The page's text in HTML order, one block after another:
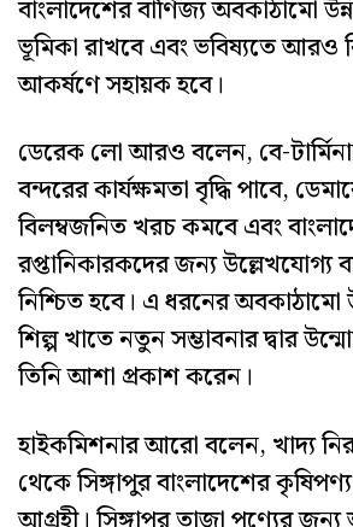
বাংলাদেশের বাণিজ্য অবকাঠামো
ভূমিকা রাখবে এবং ভবিষ্যতে আরও
আকর্ষণে সহায়ক হবে।
ডেরেক লো আরও বলেন, বে-
বন্দরের কার্যক্ষমতা বৃদ্ধি পাবে,
বিলম্বজনিত খরচ কমবে এবং
রপ্তানিকারকদের জন্য উল্লেখযোগ্য
নিশ্চিত হবে। এ ধরনের অবকাঠামো
শিল্প খাতে নতুন সম্ভাবনার দ্বার
তিনি আশা প্রকাশ করেন।
হাইকমিশনার আরো বলেন, খাদ্য
থেকে সিঙ্গাপুর বাংলাদেশের